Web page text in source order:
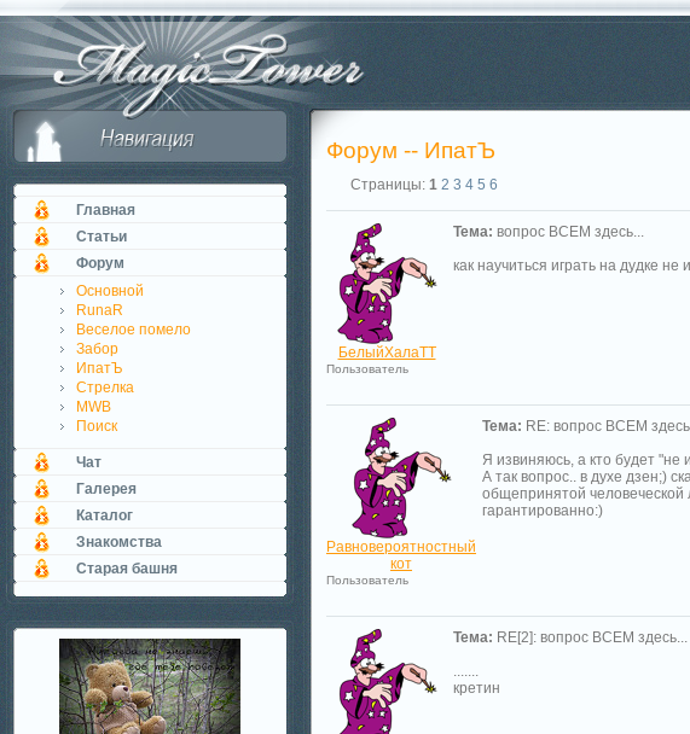
Главная
Статьи
Форум
Основной
RunaR
Веселое помело
Забор
ИпатЪ
Стрелка
MWB
Поиск
Чат
Галерея
Каталог
Знакомства
Старая башня
Форум -- ИпатЪ
Страницы: 1 2 3 4 5 6
БелыйХалаТТ
Пользователь
Тема: вопрос ВСЕМ здесь...
как научиться играть на дудке
Равновероятностный
кот
Пользователь
Тема: RE: вопрос ВСЕМ
Я извиняюсь, а кто будет
А так вопрос.. в духе дзен;)
общепринятой человеческой
гарантированно:)
Тема: RE[2]: вопрос ВСЕМ здесь...
.......
кретин